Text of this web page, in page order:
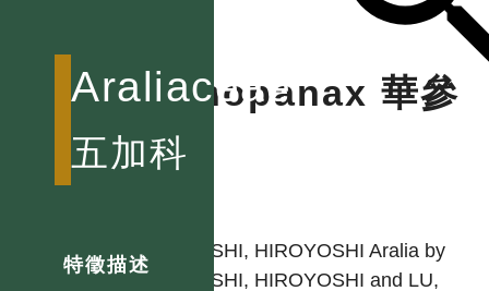
Araliaceae
五加科
特徵描述
Sinopanax 華參
屬
OHASHI, HIROYOSHI Aralia by
OHASHI, HIROYOSHI and LU,